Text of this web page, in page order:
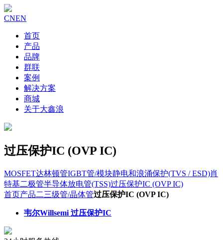
CNEN
首页
产品
品牌
群联
案例
解决方案
商城
关于大鑫浪
过压保护IC (OVP IC)
MOSFET达林顿管IGBT管/模块静电和浪涌保护(TVS / ESD)肖
特基二极管半导体放电管(TSS)过压保护IC (OVP IC)
首页产品二三级管/晶体管过压保护IC (OVP IC)
韦尔Willsemi 过压保护IC